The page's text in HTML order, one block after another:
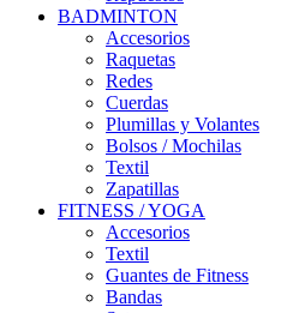
BADMINTON
Accesorios
Raquetas
Redes
Cuerdas
Plumillas y Volantes
Bolsos / Mochilas
Textil
Zapatillas
FITNESS / YOGA
Accesorios
Textil
Guantes de Fitness
Bandas